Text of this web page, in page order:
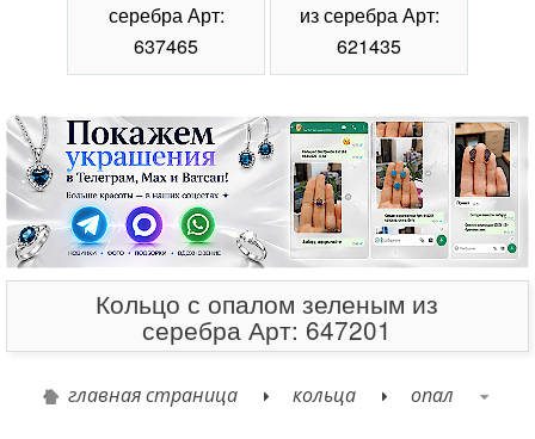
серебра Арт:
637465
из серебра Арт:
621435
Кольцо с опалом зеленым из
серебра Арт: 647201
главная страница кольца опал